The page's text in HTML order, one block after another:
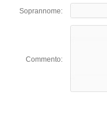
Soprannome:
Commento: